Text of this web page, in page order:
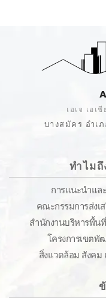
เอเจ เอเ
บางสมัคร อำเ
ทำไมถึ
การแนะนำแ
คณะกรรมการส่งเ
สำนักงานบริหารพื้นที่
โครงการเขตพั
สิ่งแวดล้อม สังคม